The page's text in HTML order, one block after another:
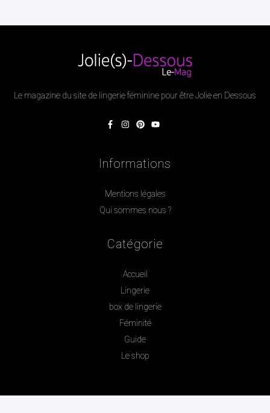
Le magazine du site de lingerie féminine pour être Jolie en Dessous
Informations
Mentions légales
Qui sommes nous ?
Catégorie
Accueil
Lingerie
box de lingerie
Féminité
Guide
Le shop